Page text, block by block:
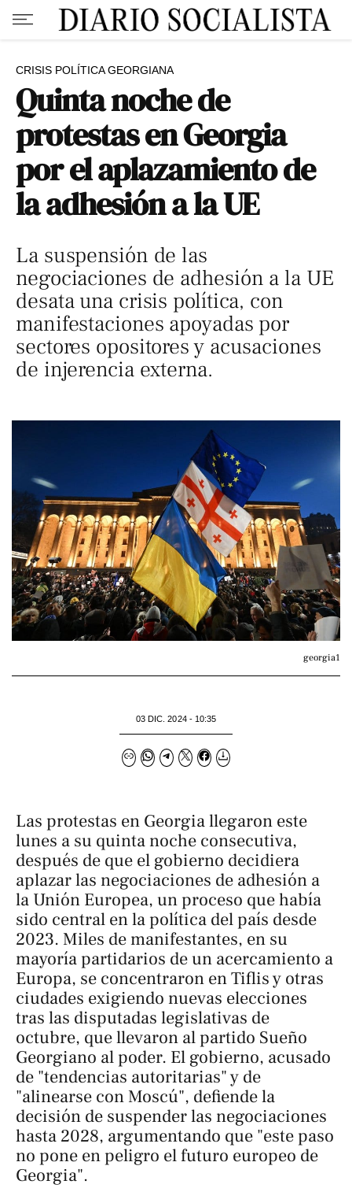
CRISIS POLÍTICA GEORGIANA
Quinta noche de
protestas en Georgia
por el aplazamiento de
la adhesión a la UE
La suspensión de las
negociaciones de adhesión a la UE
desata una crisis política, con
manifestaciones apoyadas por
sectores opositores y acusaciones
de injerencia externa.
georgia1
03 DIC. 2024 - 10:35
Las protestas en Georgia llegaron este
lunes a su quinta noche consecutiva,
después de que el gobierno decidiera
aplazar las negociaciones de adhesión a
la Unión Europea, un proceso que había
sido central en la política del país desde
2023. Miles de manifestantes, en su
mayoría partidarios de un acercamiento a
Europa, se concentraron en Tiflis y otras
ciudades exigiendo nuevas elecciones
tras las disputadas legislativas de
octubre, que llevaron al partido Sueño
Georgiano al poder. El gobierno, acusado
de "tendencias autoritarias" y de
"alinearse con Moscú", defiende la
decisión de suspender las negociaciones
hasta 2028, argumentando que "este paso
no pone en peligro el futuro europeo de
Georgia".